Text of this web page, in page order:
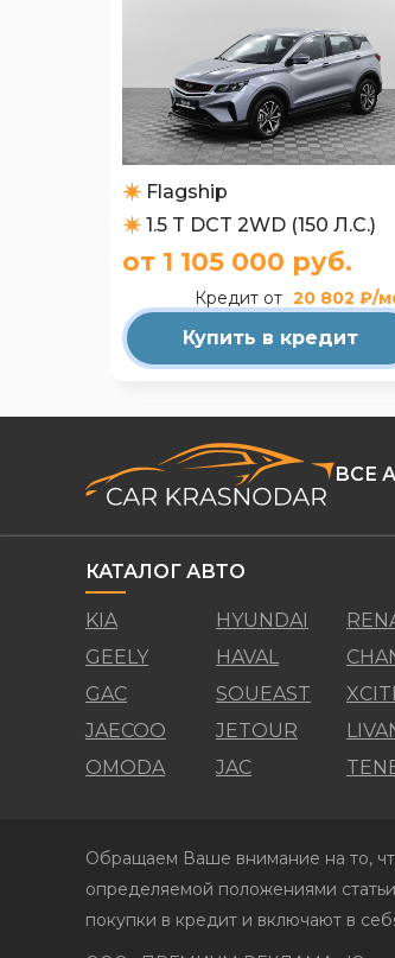
Flagship
1.5 T DCT 2WD (150 Л.С.)
от 1 105 000 руб.
Кредит от 20 802 ₽/
Купить в кредит
ВСЕ
КАТАЛОГ АВТО
KIA HYUNDAI
GEELY
HAVAL
GAC
SOUEAST
JAECOO
JETOUR
OMODA
JAC
Обращаем Ваше внимание на то,
определяемой положениями
покупки в кредит и включают в